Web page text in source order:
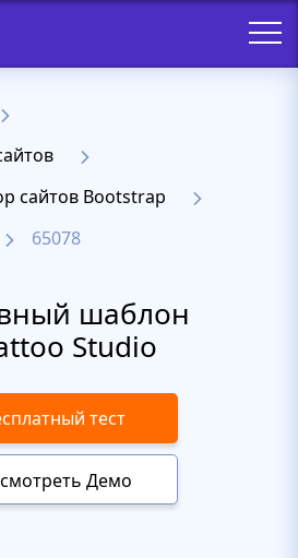
сайтов Bootstrap
65078
шаблон
Studio
тест
Демо